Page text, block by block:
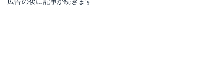
広告の後に記事が続きます